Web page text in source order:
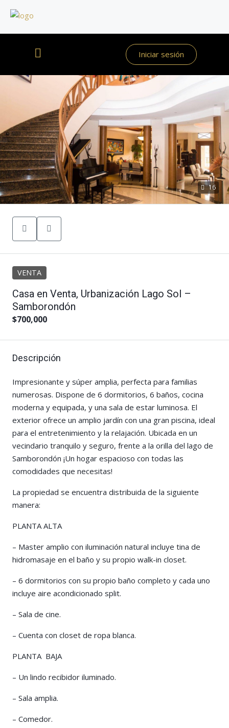
Iniciar sesión
16
VENTA
Casa en Venta, Urbanización Lago Sol –
Samborondón
$700,000
Descripción
Impresionante y súper amplia, perfecta para familias
numerosas. Dispone de 6 dormitorios, 6 baños, cocina
moderna y equipada, y una sala de estar luminosa. El
exterior ofrece un amplio jardín con una gran piscina, ideal
para el entretenimiento y la relajación. Ubicada en un
vecindario tranquilo y seguro, frente a la orilla del lago de
Samborondón ¡Un hogar espacioso con todas las
comodidades que necesitas!
La propiedad se encuentra distribuida de la siguiente
manera:
PLANTA ALTA
– Master amplio con iluminación natural incluye tina de
hidromasaje en el baño y su propio walk-in closet.
– 6 dormitorios con su propio baño completo y cada uno
incluye aire acondicionado split.
– Sala de cine.
– Cuenta con closet de ropa blanca.
PLANTA BAJA
– Un lindo recibidor iluminado.
– Sala amplia.
– Comedor.